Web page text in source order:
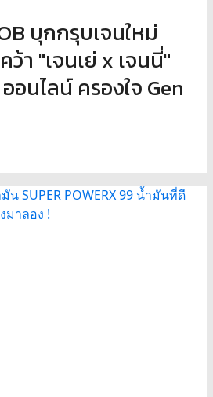
บุกกรุบเจนใหม่
ว้า "เจนเย่ x เจนนี่"
นไลน์ ครองใจ Gen